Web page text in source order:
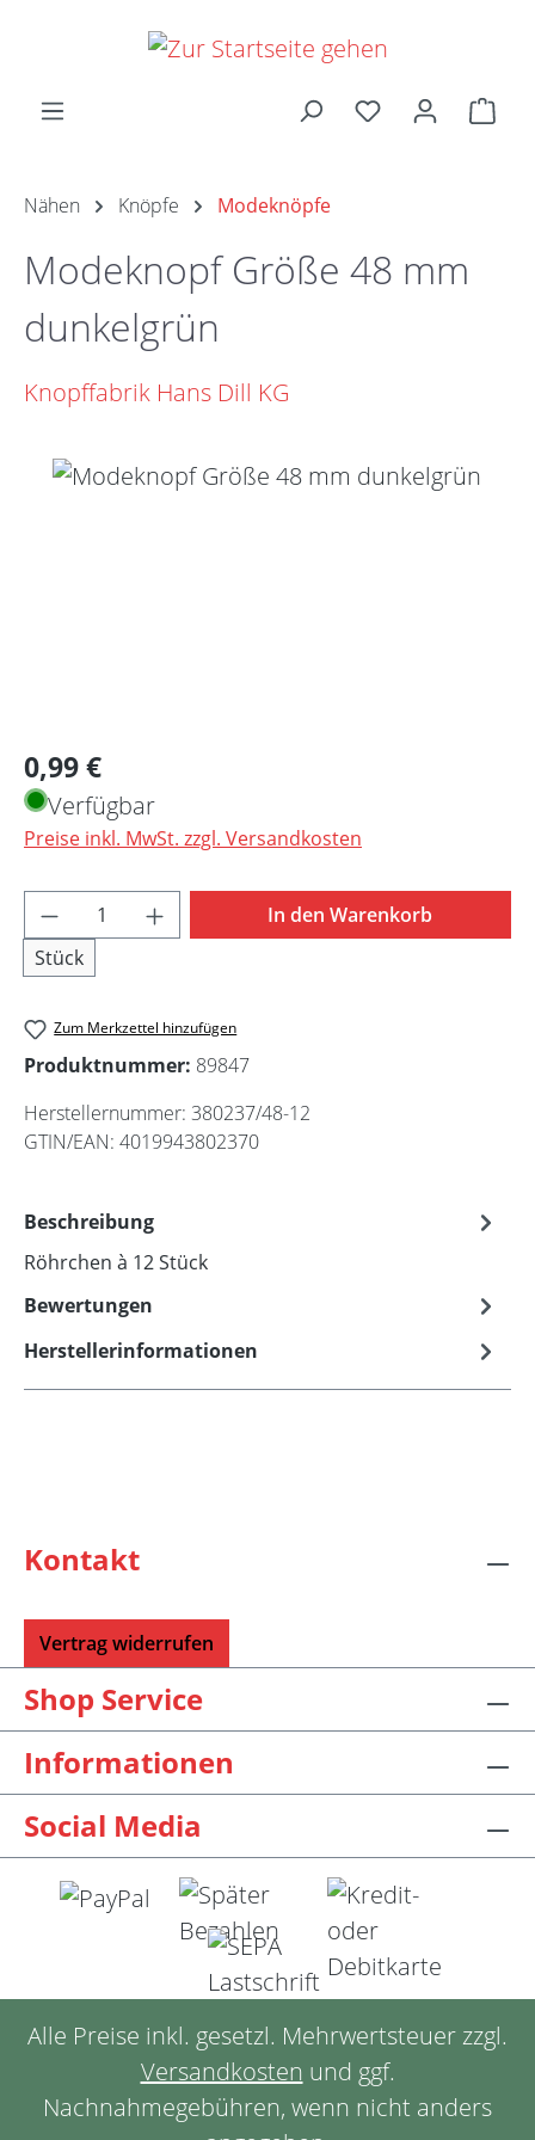
Zum Hauptinhalt springen
Nähen Knöpfe Modeknöpfe
Modeknopf Größe 48 mm
dunkelgrün
Knopffabrik Hans Dill KG
Bildergalerie überspringen
Regulärer Preis:
0,99 €
Verfügbar
Preise inkl. MwSt. zzgl. Versandkosten
Produkt Anzahl: Gib den gewünschten
Stück
In den Warenkorb
Zum Merkzettel hinzufügen
Produktnummer: 89847
Herstellernummer: 380237/48-12
GTIN/EAN: 4019943802370
Beschreibung
Röhrchen à 12 Stück
Bewertungen
Herstellerinformationen
Kontakt
Vertrag widerrufen
Shop Service
Informationen
Social Media
Alle Preise inkl. gesetzl. Mehrwertsteuer zzgl.
Versandkosten und ggf.
Nachnahmegebühren, wenn nicht anders